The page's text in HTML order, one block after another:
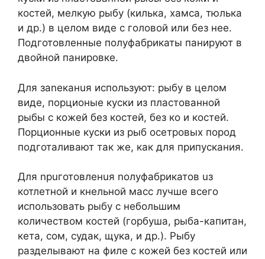
костей, мелкую рыбу (килька, хамса, тюлька
и др.) в целом виде с головой или без нее.
Подго­товленные полуфабрикаты панируют в
двойной панировке.
Для заnеканuя используют: рыбу в целом
виде, порционые куски из пластованной
рыбы с кожей без костей, без ко и костей.
Порционные куски из рыб осетровых пород
подготаливают так же, как для припускания.
Для nрuготовленuя nолуфабрикатов uз
котлетной и кнельной масс лучше всего
использовать рыбу с небольшим
количеством костей (горбуша, рыба-капитан,
кета, сом, судак, щука, и др.). Рыбу
разделывают на филе с кожей без костей или